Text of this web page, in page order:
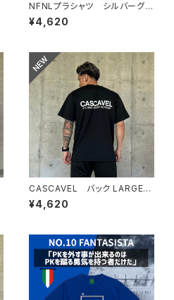
NFNLプラシャツ シルバーグレ
ー
¥4,620
CASCAVEL バック LARGEロ
ゴ プラシャツ ブラック
¥4,620